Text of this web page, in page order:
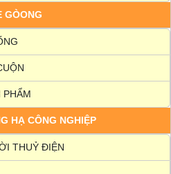
GÒONG
PHẨM
HẠ CÔNG NGHIỆP
THUỶ ĐIỆN